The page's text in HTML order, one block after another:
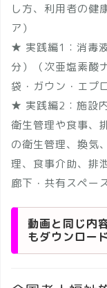
し方、利用者の健
ア）
★ 実践編1：消毒
分）（次亜塩素酸
袋・ガウン・エプ
★ 実践編2：施設
衛生管理や食事、
の衛生管理、換気
理、食事介助、排
廊下・共有スペー
動画と同じ内
もダウンロー